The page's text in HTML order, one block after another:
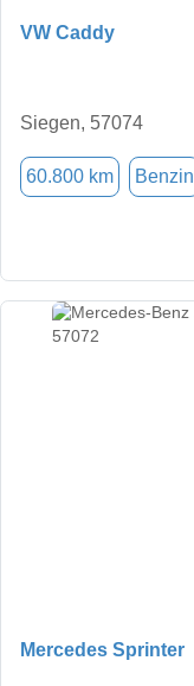
VW Caddy
Siegen, 57074
60.800 km Benzin
Mercedes Sprinter